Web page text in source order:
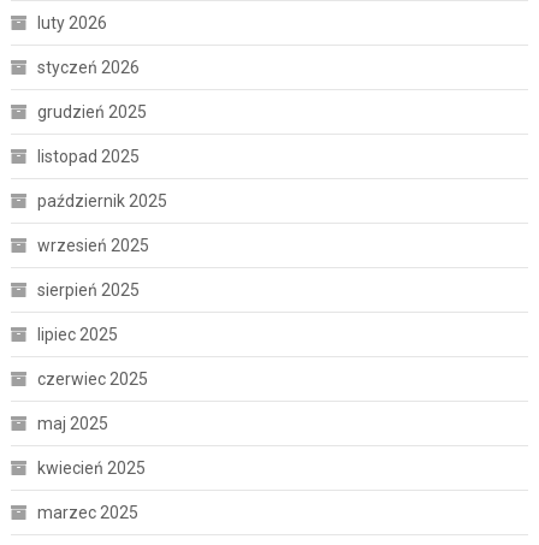
luty 2026
styczeń 2026
grudzień 2025
listopad 2025
październik 2025
wrzesień 2025
sierpień 2025
lipiec 2025
czerwiec 2025
maj 2025
kwiecień 2025
marzec 2025